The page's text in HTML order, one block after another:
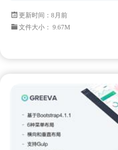
更新时间： 8月前
文件大小： 9.67M